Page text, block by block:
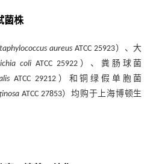
菌株
aureus ATCC 25923）、大
coli ATCC 25922）、粪肠球菌
ATCC 29212）和铜绿假单胞菌
ATCC 27853）均购于上海博顿生